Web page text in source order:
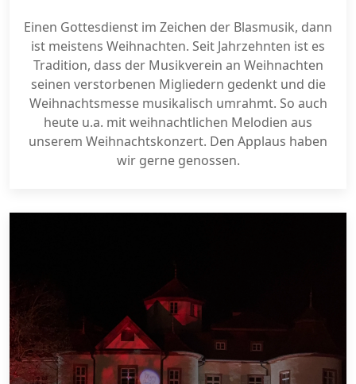
Einen Gottesdienst im Zeichen der Blasmusik, dann
ist meistens Weihnachten. Seit Jahrzehnten ist es
Tradition, dass der Musikverein an Weihnachten
seinen verstorbenen Migliedern gedenkt und die
Weihnachtsmesse musikalisch umrahmt. So auch
heute u.a. mit weihnachtlichen Melodien aus
unserem Weihnachtskonzert. Den Applaus haben
wir gerne genossen.